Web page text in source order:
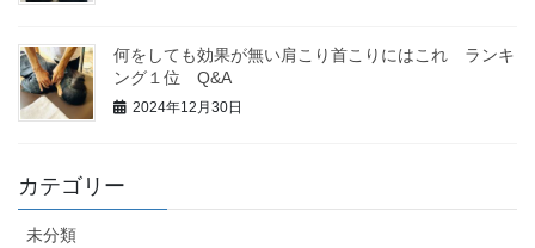
何をしても効果が無い肩こり首こりにはこれ ランキ
ング１位 Q&A
2024年12月30日
カテゴリー
未分類